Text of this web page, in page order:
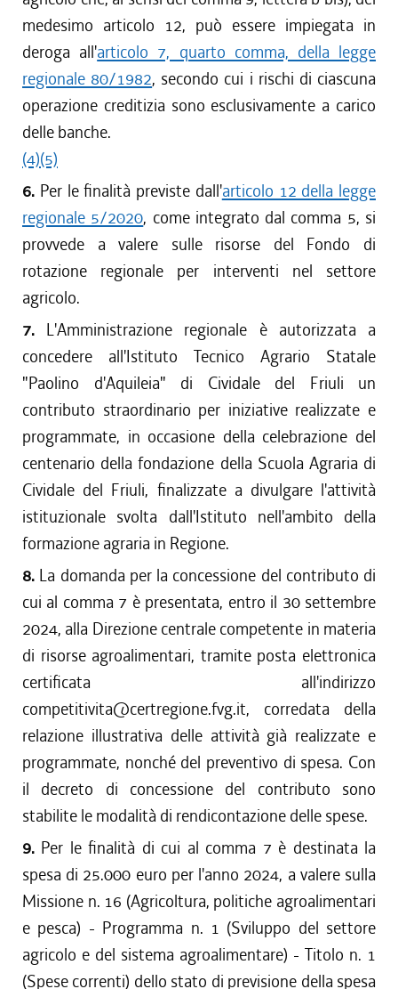
medesimo articolo 12, può essere impiegata in
deroga all'articolo 7, quarto comma, della legge
regionale 80/1982, secondo cui i rischi di ciascuna
operazione creditizia sono esclusivamente a carico
delle banche.
(4)(5)
6. Per le finalità previste dall'articolo 12 della legge
regionale 5/2020, come integrato dal comma 5, si
provvede a valere sulle risorse del Fondo di
rotazione regionale per interventi nel settore
agricolo.
7. L'Amministrazione regionale è autorizzata a
concedere all'Istituto Tecnico Agrario Statale
"Paolino d'Aquileia" di Cividale del Friuli un
contributo straordinario per iniziative realizzate e
programmate, in occasione della celebrazione del
centenario della fondazione della Scuola Agraria di
Cividale del Friuli, finalizzate a divulgare l'attività
istituzionale svolta dall'Istituto nell'ambito della
formazione agraria in Regione.
8. La domanda per la concessione del contributo di
cui al comma 7 è presentata, entro il 30 settembre
2024, alla Direzione centrale competente in materia
di risorse agroalimentari, tramite posta elettronica
certificata all'indirizzo
competitivita@certregione.fvg.it, corredata della
relazione illustrativa delle attività già realizzate e
programmate, nonché del preventivo di spesa. Con
il decreto di concessione del contributo sono
stabilite le modalità di rendicontazione delle spese.
9. Per le finalità di cui al comma 7 è destinata la
spesa di 25.000 euro per l'anno 2024, a valere sulla
Missione n. 16 (Agricoltura, politiche agroalimentari
e pesca) - Programma n. 1 (Sviluppo del settore
agricolo e del sistema agroalimentare) - Titolo n. 1
(Spese correnti) dello stato di previsione della spesa